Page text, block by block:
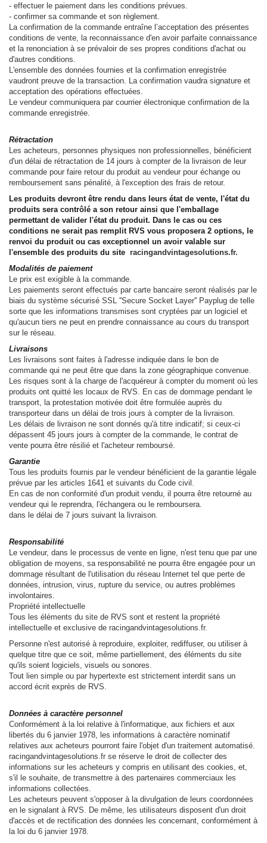
- effectuer le paiement dans les conditions prévues.
- confirmer sa commande et son règlement.
La confirmation de la commande entraîne l’acceptation des présentes
conditions de vente, la reconnaissance d'en avoir parfaite connaissance
et la renonciation à se prévaloir de ses propres conditions d'achat ou
d'autres conditions.
L'ensemble des données fournies et la confirmation enregistrée
vaudront preuve de la transaction. La confirmation vaudra signature et
acceptation des opérations effectuées.
Le vendeur communiquera par courrier électronique confirmation de la
commande enregistrée.
Rétractation
Les acheteurs, personnes physiques non professionnelles, bénéficient
d'un délai de rétractation de 14 jours à compter de la livraison de leur
commande pour faire retour du produit au vendeur pour échange ou
remboursement sans pénalité, à l'exception des frais de retour.
Les produits devront être rendu dans leurs état de vente, l'état du
produits sera contrôlé a son retour ainsi que l'emballage
permettant de valider l'état du produit. Dans le cas ou ces
conditions ne serait pas remplit RVS vous proposera 2 options, le
renvoi du produit ou cas exceptionnel un avoir valable sur
l'ensemble des produits du site racingandvintagesolutions.fr.
Modalités de paiement
Le prix est exigible à la commande.
Les paiements seront effectués par carte bancaire seront réalisés par le
biais du système sécurisé SSL ''Secure Socket Layer'' Payplug de telle
sorte que les informations transmises sont cryptées par un logiciel et
qu'aucun tiers ne peut en prendre connaissance au cours du transport
sur le réseau.
Livraisons
Les livraisons sont faites à l'adresse indiquée dans le bon de
commande qui ne peut être que dans la zone géographique convenue.
Les risques sont à la charge de l'acquéreur à compter du moment où les
produits ont quitté les locaux de RVS. En cas de dommage pendant le
transport, la protestation motivée doit être formulée auprès du
transporteur dans un délai de trois jours à compter de la livraison.
Les délais de livraison ne sont donnés qu'à titre indicatif; si ceux-ci
dépassent 45 jours jours à compter de la commande, le contrat de
vente pourra être résilié et l'acheteur remboursé.
Garantie
Tous les produits fournis par le vendeur bénéficient de la garantie légale
prévue par les articles 1641 et suivants du Code civil.
En cas de non conformité d'un produit vendu, il pourra être retourné au
vendeur qui le reprendra, l'échangera ou le remboursera.
dans le délai de 7 jours suivant la livraison.
Responsabilité
Le vendeur, dans le processus de vente en ligne, n'est tenu que par une
obligation de moyens, sa responsabilité ne pourra être engagée pour un
dommage résultant de l'utilisation du réseau Internet tel que perte de
données, intrusion, virus, rupture du service, ou autres problèmes
involontaires.
Propriété intellectuelle
Tous les éléments du site de RVS sont et restent la propriété
intellectuelle et exclusive de racingandvintagesolutions.fr.
Personne n'est autorisé à reproduire, exploiter, rediffuser, ou utiliser à
quelque titre que ce soit, même partiellement, des éléments du site
qu'ils soient logiciels, visuels ou sonores.
Tout lien simple ou par hypertexte est strictement interdit sans un
accord écrit exprès de RVS.
Données à caractère personnel
Conformément à la loi relative à l'informatique, aux fichiers et aux
libertés du 6 janvier 1978, les informations à caractère nominatif
relatives aux acheteurs pourront faire l'objet d'un traitement automatisé.
racingandvintagesolutions.fr se réserve le droit de collecter des
informations sur les acheteurs y compris en utilisant des cookies, et,
s'il le souhaite, de transmettre à des partenaires commerciaux les
informations collectées.
Les acheteurs peuvent s'opposer à la divulgation de leurs coordonnées
en le signalant à RVS. De même, les utilisateurs disposent d'un droit
d'accès et de rectification des données les concernant, conformément à
la loi du 6 janvier 1978.